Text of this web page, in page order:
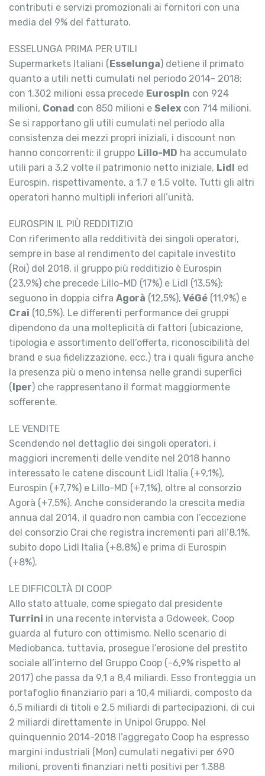
contributi e servizi promozionali ai fornitori con una
media del 9% del fatturato.
ESSELUNGA PRIMA PER UTILI
Supermarkets Italiani (Esselunga) detiene il primato
quanto a utili netti cumulati nel periodo 2014- 2018:
con 1.302 milioni essa precede Eurospin con 924
milioni, Conad con 850 milioni e Selex con 714 milioni.
Se si rapportano gli utili cumulati nel periodo alla
consistenza dei mezzi propri iniziali, i discount non
hanno concorrenti: il gruppo Lillo-MD ha accumulato
utili pari a 3,2 volte il patrimonio netto iniziale, Lidl ed
Eurospin, rispettivamente, a 1,7 e 1,5 volte. Tutti gli altri
operatori hanno multipli inferiori all’unità.
EUROSPIN IL PIÙ REDDITIZIO
Con riferimento alla redditività dei singoli operatori,
sempre in base al rendimento del capitale investito
(Roi) del 2018, il gruppo più redditizio è Eurospin
(23,9%) che precede Lillo-MD (17%) e Lidl (13,5%);
seguono in doppia cifra Agorà (12,5%), VéGé (11,9%) e
Crai (10,5%). Le differenti performance dei gruppi
dipendono da una molteplicità di fattori (ubicazione,
tipologia e assortimento dell’offerta, riconoscibilità del
brand e sua fidelizzazione, ecc.) tra i quali figura anche
la presenza più o meno intensa nelle grandi superfici
(Iper) che rappresentano il format maggiormente
sofferente.
LE VENDITE
Scendendo nel dettaglio dei singoli operatori, i
maggiori incrementi delle vendite nel 2018 hanno
interessato le catene discount Lidl Italia (+9,1%),
Eurospin (+7,7%) e Lillo-MD (+7,1%), oltre al consorzio
Agorà (+7,5%). Anche considerando la crescita media
annua dal 2014, il quadro non cambia con l’eccezione
del consorzio Crai che registra incrementi pari all’8,1%,
subito dopo Lidl Italia (+8,8%) e prima di Eurospin
(+8%).
LE DIFFICOLTÀ DI COOP
Allo stato attuale, come spiegato dal presidente
Turrini in una recente intervista a Gdoweek, Coop
guarda al futuro con ottimismo. Nello scenario di
Mediobanca, tuttavia, prosegue l’erosione del prestito
sociale all’interno del Gruppo Coop (-6,9% rispetto al
2017) che passa da 9,1 a 8,4 miliardi. Esso fronteggia un
portafoglio finanziario pari a 10,4 miliardi, composto da
6,5 miliardi di titoli e 2,5 miliardi di partecipazioni, di cui
2 miliardi direttamente in Unipol Gruppo. Nel
quinquennio 2014-2018 l’aggregato Coop ha espresso
margini industriali (Mon) cumulati negativi per 690
milioni, proventi finanziari netti positivi per 1.388